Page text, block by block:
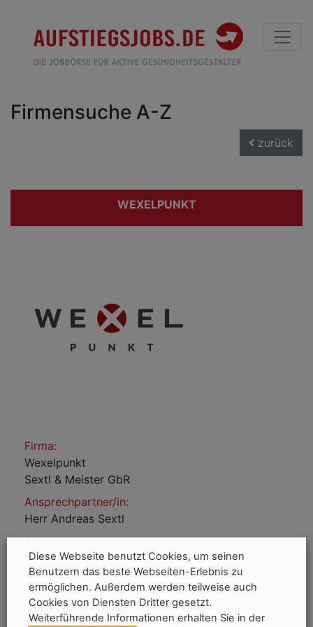
Firmensuche A-Z
zurück
WEXELPUNKT
Firma:
Wexelpunkt
Sextl & Meister GbR
Ansprechpartner/in:
Herr Andreas Sextl
Adresse:
Maisacher Straße 118 Rgb
82256 Fürstenfeldbruck
Telefon:
+49 8141 3538 433
Diese Webseite benutzt Cookies, um seinen
Benutzern das beste Webseiten-Erlebnis zu
ermöglichen. Außerdem werden teilweise auch
Cookies von Diensten Dritter gesetzt.
Weiterführende Informationen erhalten Sie in der